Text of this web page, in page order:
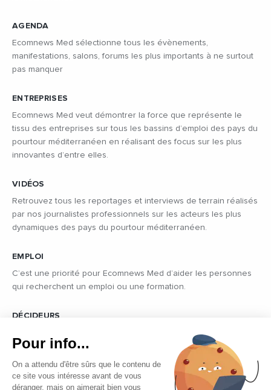
AGENDA
Ecomnews Med sélectionne tous les évènements,
manifestations, salons, forums les plus importants à ne surtout
pas manquer
ENTREPRISES
Ecomnews Med veut démontrer la force que représente le
tissu des entreprises sur tous les bassins d’emploi des pays du
pourtour méditerranéen en réalisant des focus sur les plus
innovantes d’entre elles.
VIDÉOS
Retrouvez tous les reportages et interviews de terrain réalisés
par nos journalistes professionnels sur les acteurs les plus
dynamiques des pays du pourtour méditerranéen.
EMPLOI
C’est une priorité pour Ecomnews Med d’aider les personnes
qui recherchent un emploi ou une formation.
DÉCIDEURS
politique des pays du pourtour de la Méditerranée.
Pour info...
On a attendu d'être sûrs que le contenu de
ce site vous intéresse avant de vous
déranger, mais on aimerait bien vous